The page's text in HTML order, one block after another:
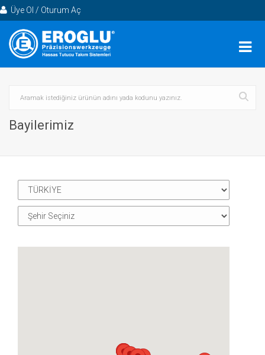
Üye Ol / Oturum Aç
Bayilerimiz